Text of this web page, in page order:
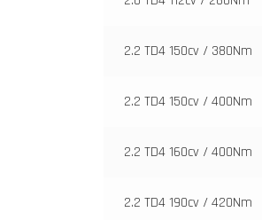
2.2 TD4 150cv / 380Nm
2.2 TD4 150cv / 400Nm
2.2 TD4 160cv / 400Nm
2.2 TD4 190cv / 420Nm